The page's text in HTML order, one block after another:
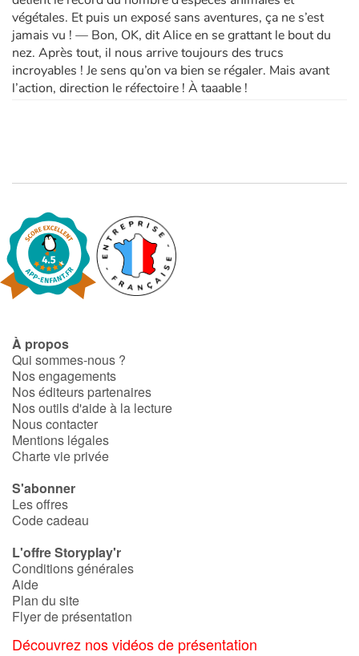
végétales. Et puis un exposé sans aventures, ça ne s’est
jamais vu ! — Bon, OK, dit Alice en se grattant le bout du
nez. Après tout, il nous arrive toujours des trucs
incroyables ! Je sens qu’on va bien se régaler. Mais avant
l’action, direction le réfectoire ! À taaable !
À propos
Qui sommes-nous ?
Nos engagements
Nos éditeurs partenaires
Nos outils d'aide à la lecture
Nous contacter
Mentions légales
Charte vie privée
S'abonner
Les offres
Code cadeau
L'offre Storyplay'r
Conditions générales
Aide
Plan du site
Flyer de présentation
Découvrez nos vidéos de présentation